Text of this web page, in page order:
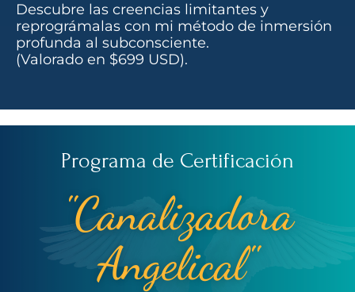
Descubre las creencias limitantes y
reprográmalas con mi método de inmersión
profunda al subconsciente.
(Valorado en $699 USD).
Programa de Certificación
"Canalizadora
Angelical"